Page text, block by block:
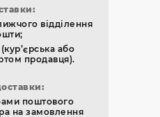
відділення
або
продавця).
поштового
на замовлення